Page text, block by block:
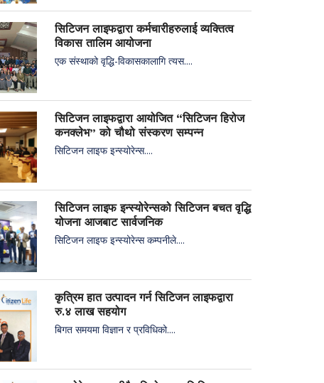
सिटिजन लाइफद्वारा कर्मचारीहरुलाई व्यक्तित्व
विकास तालिम आयोजना
एक संस्थाको वृद्धि-विकासकालागि त्यस....
सिटिजन लाइफद्वारा आयोजित “सिटिजन हिरोज
कनक्लेभ” को चौथो संस्करण सम्पन्न
सिटिजन लाइफ इन्स्योरेन्स....
सिटिजन लाइफ इन्स्योरेन्सको सिटिजन बचत वृद्धि
योजना आजबाट सार्वजनिक
सिटिजन लाइफ इन्स्योरेन्स कम्पनीले....
कृत्रिम हात उत्पादन गर्न सिटिजन लाइफद्वारा
रु.४ लाख सहयोग
बिगत समयमा विज्ञान र प्रविधिको....